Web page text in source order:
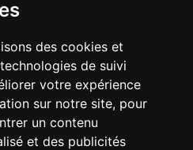
des cookies et
de suivi
votre expérience
sur notre site, pour
un contenu
et des publicités
08h00 à 11h30 et de 12h30 à
jusqu'à 17h00
d'Aurice
des Pastous